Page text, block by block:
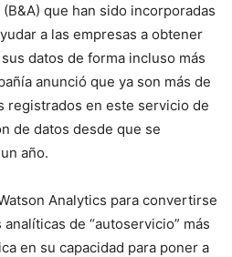
que han sido incorporadas
a las empresas a obtener
datos de forma incluso más
anunció que ya son más de
registrados en este servicio de
de datos desde que se
año.
Analytics para convertirse
de “autoservicio” más
en su capacidad para poner a